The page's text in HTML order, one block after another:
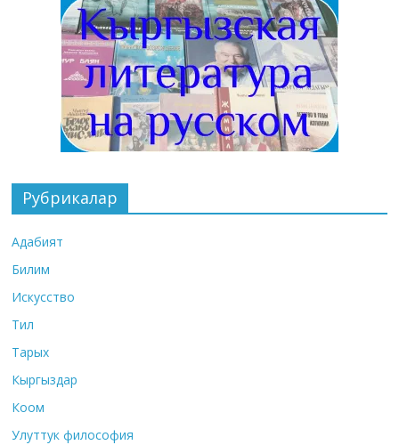
Рубрикалар
Адабият
Билим
Искусство
Тил
Тарых
Кыргыздар
Коом
Улуттук философия